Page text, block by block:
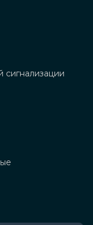
сигнализации